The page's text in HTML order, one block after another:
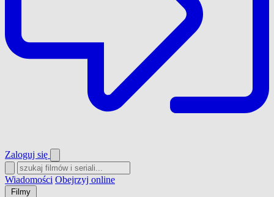
Zaloguj się
Wiadomości Obejrzyj online
Filmy